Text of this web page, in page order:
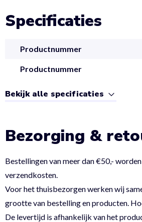
Specificaties
Productnummer
Productnummer
Bekijk alle specificaties
Bezorging &
Bestellingen van meer dan €50,-
verzendkosten.
Voor het thuisbezorgen werken wij
grootte van bestelling en producten.
De levertijd is afhankelijk van het